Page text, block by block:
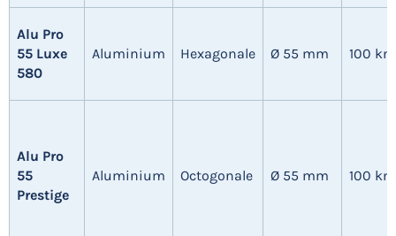
Alu Pro
55 Luxe
580
Aluminium Hexagonale Ø 55 mm 100
Alu Pro
55
Prestige
Aluminium Octogonale Ø 55 mm 100